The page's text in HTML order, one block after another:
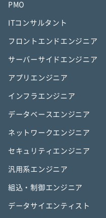
PMO
ITコンサルタント
フロントエンドエンジニア
サーバーサイドエンジニア
アプリエンジニア
インフラエンジニア
データベースエンジニア
ネットワークエンジニア
セキュリティエンジニア
汎用系エンジニア
組込・制御エンジニア
データサイエンティスト